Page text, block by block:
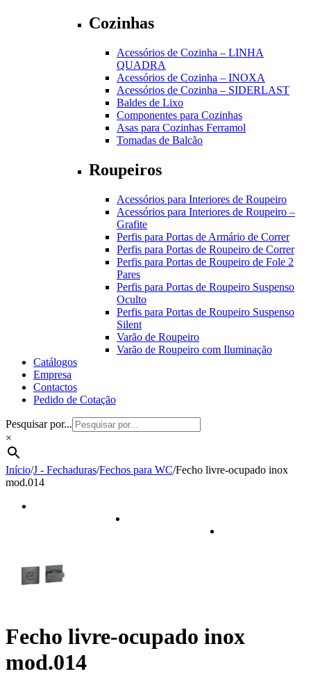
Cozinhas
Acessórios de Cozinha – LINHA
QUADRA
Acessórios de Cozinha – INOXA
Acessórios de Cozinha – SIDERLAST
Baldes de Lixo
Componentes para Cozinhas
Asas para Cozinhas Ferramol
Tomadas de Balcão
Roupeiros
Acessórios para Interiores de Roupeiro
Acessórios para Interiores de Roupeiro –
Grafite
Perfis para Portas de Armário de Correr
Perfis para Portas de Roupeiro de Correr
Perfis para Portas de Roupeiro de Fole 2
Pares
Perfis para Portas de Roupeiro Suspenso
Oculto
Perfis para Portas de Roupeiro Suspenso
Silent
Varão de Roupeiro
Varão de Roupeiro com Iluminação
Catálogos
Empresa
Contactos
Pedido de Cotação
Pesquisar por...
×
Início/J - Fechaduras/Fechos para WC/Fecho livre-ocupado inox
mod.014
Fecho livre-ocupado inox
mod.014